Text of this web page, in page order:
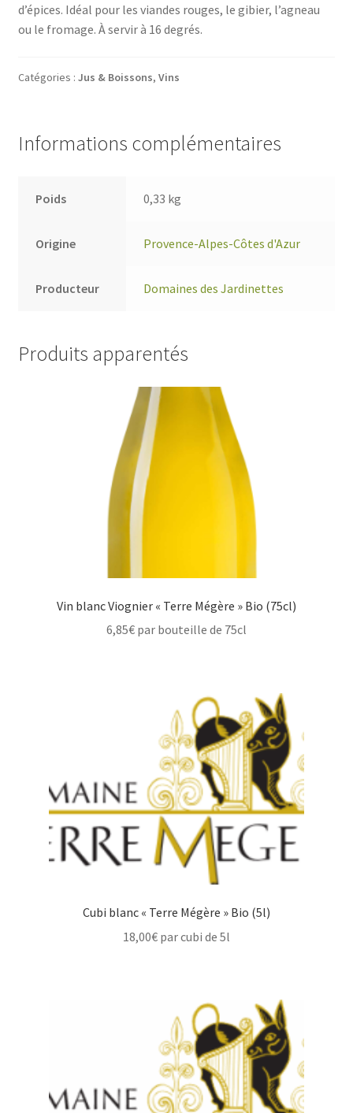
d’épices. Idéal pour les viandes rouges, le gibier, l’agneau
ou le fromage. À servir à 16 degrés.
Catégories : Jus & Boissons, Vins
Informations complémentaires
Poids 0,33 kg
Origine Provence-Alpes-Côtes d'Azur
Producteur Domaines des Jardinettes
Produits apparentés
Vin blanc Viognier « Terre Mégère » Bio (75cl)
6,85€ par bouteille de 75cl
Cubi blanc « Terre Mégère » Bio (5l)
18,00€ par cubi de 5l